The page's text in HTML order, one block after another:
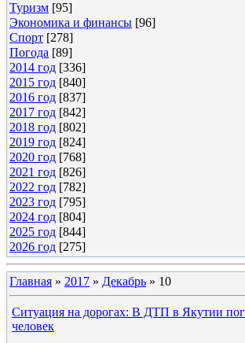
Туризм [95]
Экономика и финансы [96]
Спорт [278]
Погода [89]
2014 год [336]
2015 год [840]
2016 год [837]
2017 год [842]
2018 год [802]
2019 год [824]
2020 год [768]
2021 год [826]
2022 год [782]
2023 год [795]
2024 год [804]
2025 год [844]
2026 год [275]
Главная » 2017 » Декабрь » 10
Ситуация на дорогах: В ДТП в Якутии
человек